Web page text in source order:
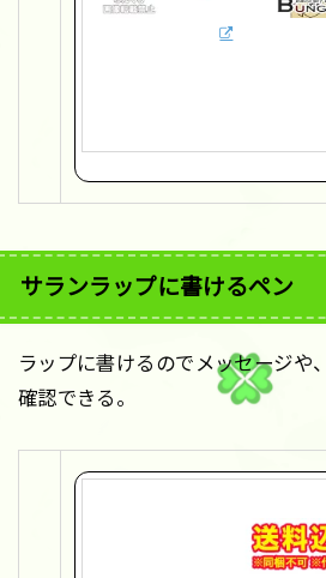
サランラップに書けるペン
ラップに書けるのでメッセージや
確認できる。